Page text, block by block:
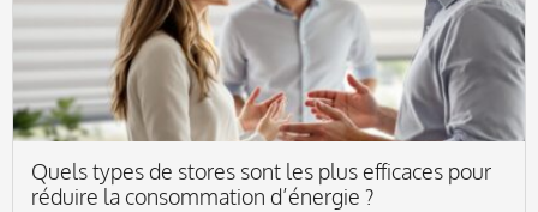
Quels types de stores sont les plus efficaces pour
réduire la consommation d’énergie ?